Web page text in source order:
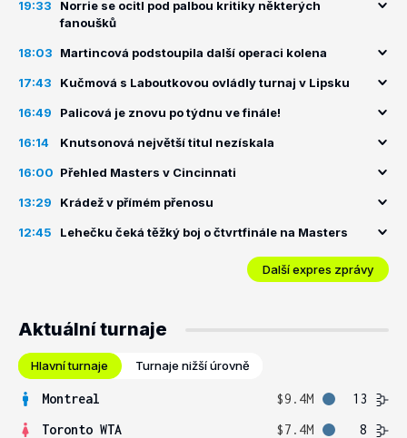
19:33
Norrie se ocitl pod palbou kritiky některých
fanoušků
18:03 Martincová podstoupila další operaci kolena
17:43 Kučmová s Laboutkovou ovládly turnaj v Lipsku
16:49 Palicová je znovu po týdnu ve finále!
16:14 Knutsonová největší titul nezískala
16:00 Přehled Masters v Cincinnati
13:29 Krádež v přímém přenosu
12:45 Lehečku čeká těžký boj o čtvrtfinále na Masters
Další expres zprávy
Aktuální turnaje
Hlavní turnaje Turnaje nižší úrovně
Montreal $9.4M
13
Toronto WTA
$7.4M 8